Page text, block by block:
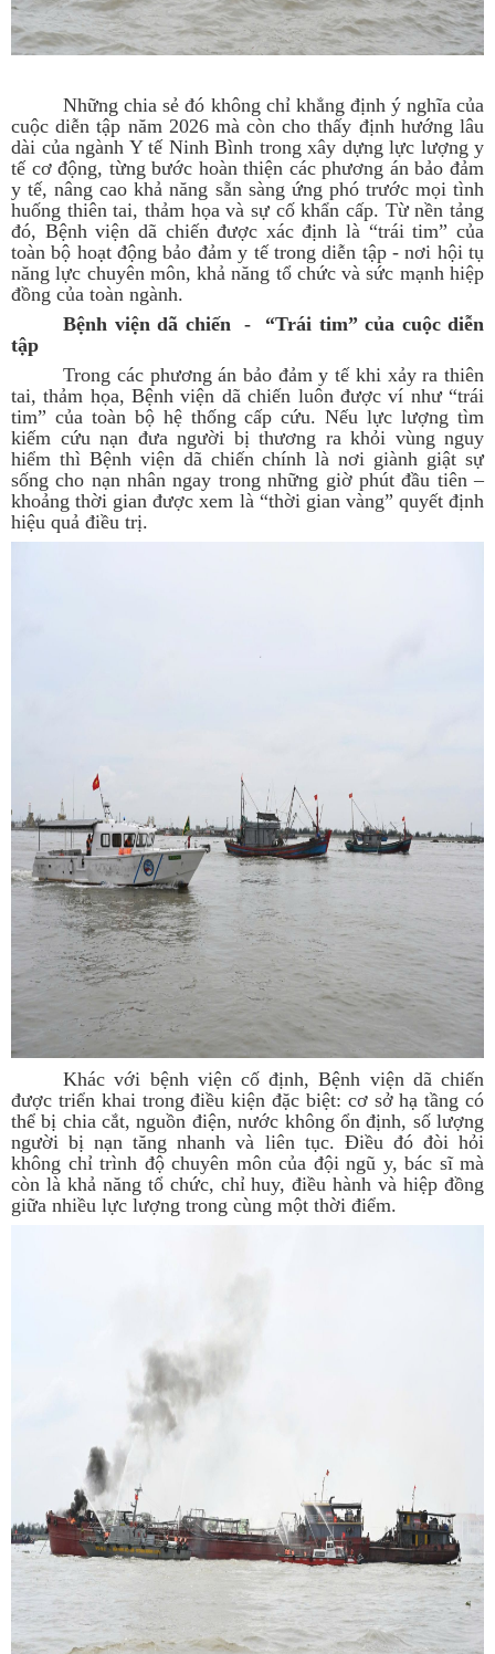
Những chia sẻ đó không chỉ khẳng định ý nghĩa của
cuộc diễn tập năm 2026 mà còn cho thấy định hướng lâu
dài của ngành Y tế Ninh Bình trong xây dựng lực lượng y
tế cơ động, từng bước hoàn thiện các phương án bảo đảm
y tế, nâng cao khả năng sẵn sàng ứng phó trước mọi tình
huống thiên tai, thảm họa và sự cố khẩn cấp. Từ nền tảng
đó, Bệnh viện dã chiến được xác định là “trái tim” của
toàn bộ hoạt động bảo đảm y tế trong diễn tập - nơi hội tụ
năng lực chuyên môn, khả năng tổ chức và sức mạnh hiệp
đồng của toàn ngành.
Bệnh viện dã chiến - “Trái tim” của cuộc diễn
tập
Trong các phương án bảo đảm y tế khi xảy ra thiên
tai, thảm họa, Bệnh viện dã chiến luôn được ví như “trái
tim” của toàn bộ hệ thống cấp cứu. Nếu lực lượng tìm
kiếm cứu nạn đưa người bị thương ra khỏi vùng nguy
hiểm thì Bệnh viện dã chiến chính là nơi giành giật sự
sống cho nạn nhân ngay trong những giờ phút đầu tiên –
khoảng thời gian được xem là “thời gian vàng” quyết định
hiệu quả điều trị.
Khác với bệnh viện cố định, Bệnh viện dã chiến
được triển khai trong điều kiện đặc biệt: cơ sở hạ tầng có
thể bị chia cắt, nguồn điện, nước không ổn định, số lượng
người bị nạn tăng nhanh và liên tục. Điều đó đòi hỏi
không chỉ trình độ chuyên môn của đội ngũ y, bác sĩ mà
còn là khả năng tổ chức, chỉ huy, điều hành và hiệp đồng
giữa nhiều lực lượng trong cùng một thời điểm.